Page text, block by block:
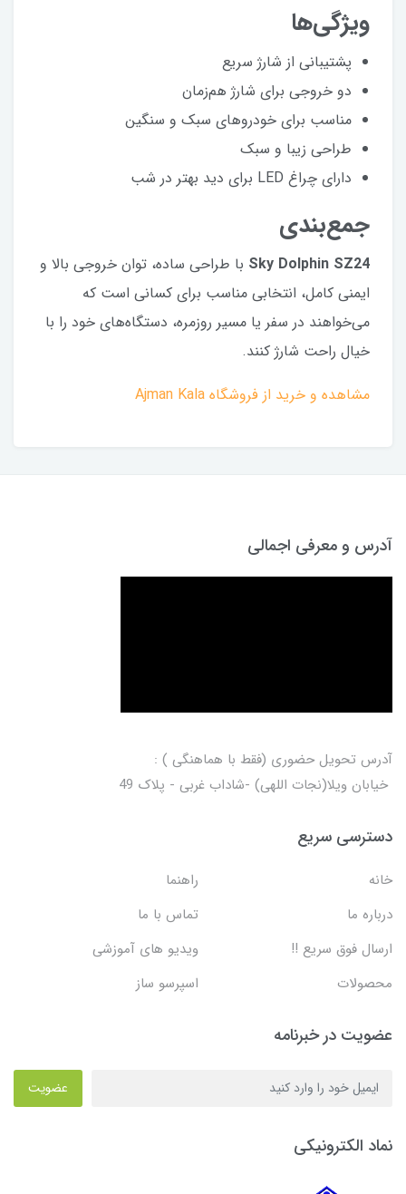
ویژگی‌ها
پشتیبانی از شارژ سریع
دو خروجی برای شارژ هم‌زمان
مناسب برای خودروهای سبک و سنگین
طراحی زیبا و سبک
دارای چراغ LED برای دید بهتر در شب
جمع‌بندی
Sky Dolphin SZ24 با طراحی ساده، توان خروجی بالا و
ایمنی کامل، انتخابی مناسب برای کسانی است که
می‌خواهند در سفر یا مسیر روزمره، دستگاه‌های خود را با
خیال راحت شارژ کنند.
مشاهده و خرید از فروشگاه Ajman Kala
آدرس و معرفی اجمالی
آدرس تحویل حضوری (فقط با هماهنگی ) :
خیابان ویلا(نجات اللهی) -شاداب غربی - پلاک 49
دسترسی سریع
خانه
راهنما
درباره ما
تماس با ما
ارسال فوق سریع !!
ویدیو های آموزشی
محصولات
اسپرسو ساز
عضویت در خبرنامه
عضویت
نماد الکترونیکی